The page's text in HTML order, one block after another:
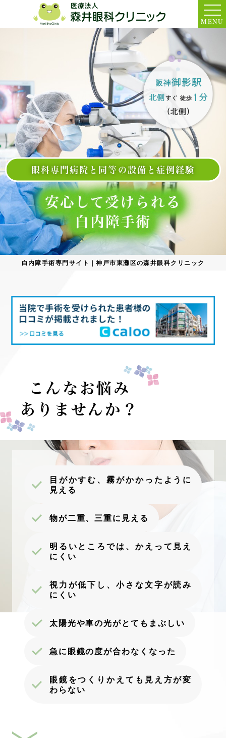
MENU
眼科専門病院と同等の設備と症例経験
安心して受けられる
白内障手術
白内障手術専門サイト｜神戸市東灘区の森井眼科クリニック
こんなお悩み
ありませんか？
目がかすむ、霧がかかったように
見える
物が二重、三重に見える
明るいところでは、かえって見え
にくい
視力が低下し、小さな文字が読み
にくい
太陽光や車の光がとてもまぶしい
急に眼鏡の度が合わなくなった
眼鏡をつくりかえても見え方が変
わらない